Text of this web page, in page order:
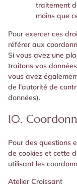
traitement
moins que
Pour exercer ces
référer aux
Si vous avez une
traitons vos
vous avez
de l’autorité de
données).
10.
Pour des questions
de cookies et cette
utilisant les
Atelier Croissant